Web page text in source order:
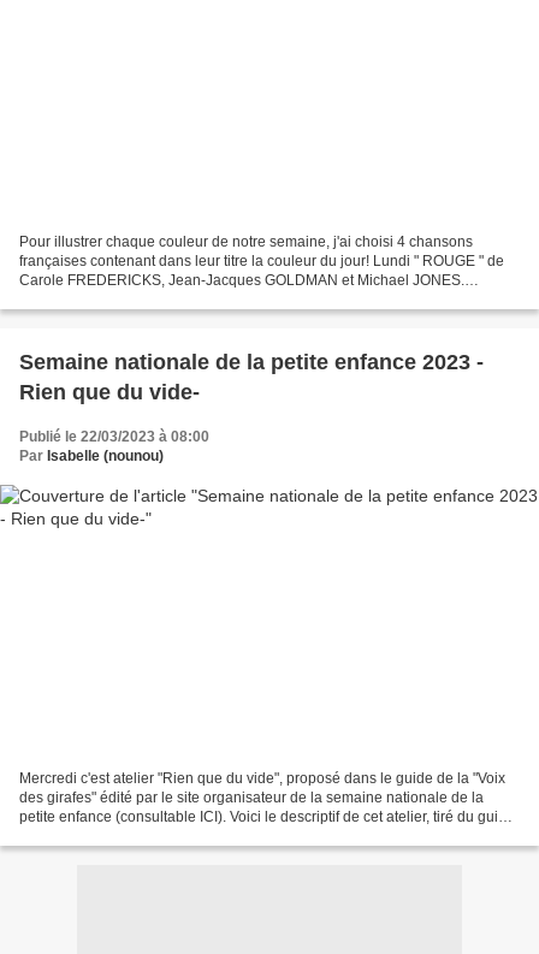
Pour illustrer chaque couleur de notre semaine, j'ai choisi 4 chansons
françaises contenant dans leur titre la couleur du jour! Lundi " ROUGE " de
Carole FREDERICKS, Jean-Jacques GOLDMAN et Michael JONES.
Semaine nationale de la petite enfance 2023 -
Rien que du vide-
Publié le 22/03/2023 à 08:00
Par Isabelle (nounou)
Mercredi c'est atelier "Rien que du vide", proposé dans le guide de la "Voix
des girafes" édité par le site organisateur de la semaine nationale de la
petite enfance (consultable ICI). Voici le descriptif de cet atelier, tiré du guide